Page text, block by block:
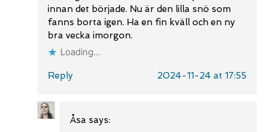
innan det började. Nu är den lilla snö som
fanns borta igen. Ha en fin kväll och en ny
bra vecka imorgon.
Loading...
Reply 2024-11-24 at 17:55
Åsa says: